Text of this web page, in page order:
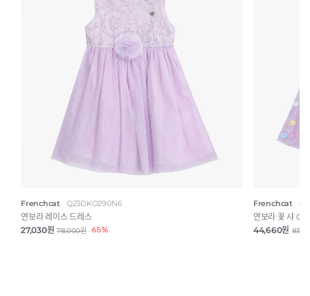
Frenchcat Q23DKO290N6
연보라 레이스 드레스
27,030원 78,000원 65%
Frenchcat
연보라 꽃 샤 OP
44,660원